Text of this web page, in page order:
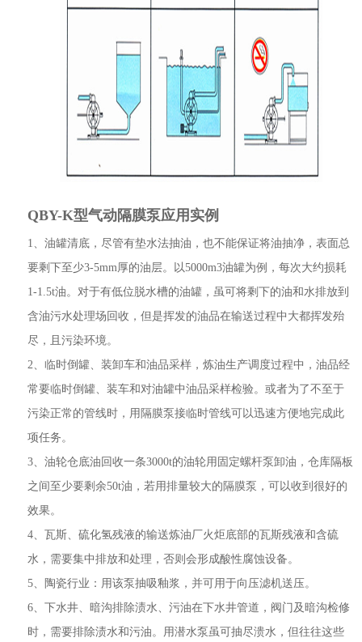
QBY-K型气动隔膜泵应用实例
1、油罐清底，尽管有垫水法抽油，也不能保证将油抽净，表面总
要剩下至少3-5mm厚的油层。以5000m3油罐为例，每次大约损耗
1-1.5t油。对于有低位脱水槽的油罐，虽可将剩下的油和水排放到
含油污水处理场回收，但是挥发的油品在输送过程中大都挥发殆
尽，且污染环境。
2、临时倒罐、装卸车和油品采样，炼油生产调度过程中，油品经
常要临时倒罐、装车和对油罐中油品采样检验。或者为了不至于
污染正常的管线时，用隔膜泵接临时管线可以迅速方便地完成此
项任务。
3、油轮仓底油回收一条3000t的油轮用固定螺杆泵卸油，仓库隔板
之间至少要剩余50t油，若用排量较大的隔膜泵，可以收到很好的
效果。
4、瓦斯、硫化氢残液的输送炼油厂火炬底部的瓦斯残液和含硫
水，需要集中排放和处理，否则会形成酸性腐蚀设备。
5、陶瓷行业：用该泵抽吸釉浆，并可用于向压滤机送压。
6、下水井、暗沟排除渍水、污油在下水井管道，阀门及暗沟检修
时，需要排除渍水和污油。用潜水泵虽可抽尽溃水，但往往这些